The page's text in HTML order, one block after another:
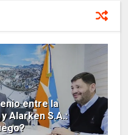
entre la
Alarken S.A.: